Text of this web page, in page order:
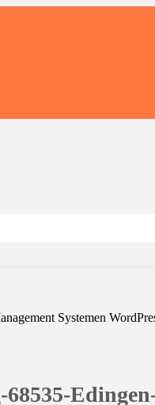
Systemen